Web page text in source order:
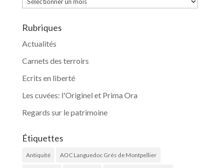
Rubriques
Actualités
Carnets des terroirs
Ecrits en liberté
Les cuvées: l'Originel et Prima Ora
Regards sur le patrimoine
Étiquettes
Antiquité AOC Languedoc Grés de Montpellier